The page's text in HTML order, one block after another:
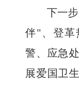
下一
伴"、登革
警、应急
展爱国卫